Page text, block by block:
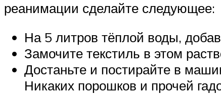
реанимации сделайте следующее:
На 5 литров тёплой воды,
Замочите текстиль в этом
Достаньте и постирайте в
Никаких порошков и прочей